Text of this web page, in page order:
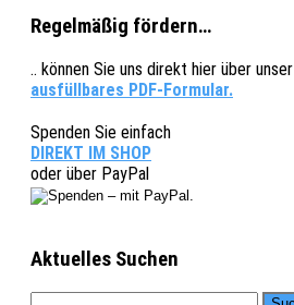
Regelmäßig fördern…
.. können Sie uns direkt hier über unser
ausfüllbares PDF-Formular.
Spenden Sie einfach
DIREKT IM SHOP
oder über PayPal
Aktuelles Suchen